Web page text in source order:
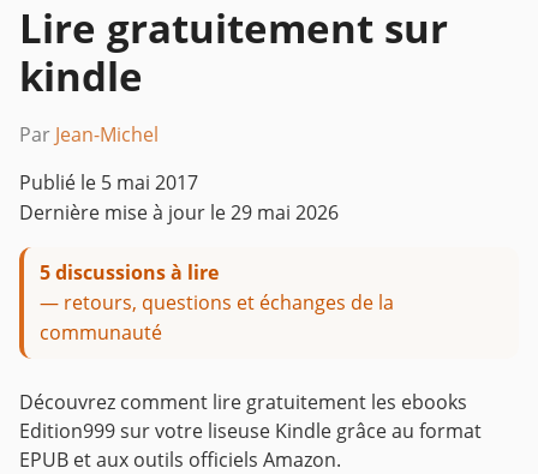
Lire gratuitement sur
kindle
Par Jean-Michel
Publié le 5 mai 2017
Dernière mise à jour le29 mai 2026
5 discussions à lire
— retours, questions et échanges de la
communauté
Découvrez comment lire gratuitement les ebooks
Edition999 sur votre liseuse Kindle grâce au format
EPUB et aux outils officiels Amazon.